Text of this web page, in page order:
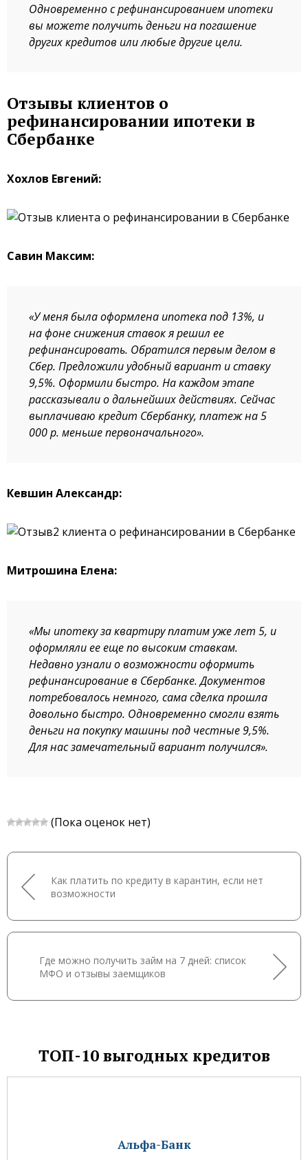
Одновременно с рефинансированием ипотеки
вы можете получить деньги на погашение
других кредитов или любые другие цели.
Отзывы клиентов о
рефинансировании ипотеки в
Сбербанке
Хохлов Евгений:
Савин Максим:
«У меня была оформлена ипотека под 13%, и
на фоне снижения ставок я решил ее
рефинансировать. Обратился первым делом в
Сбер. Предложили удобный вариант и ставку
9,5%. Оформили быстро. На каждом этапе
рассказывали о дальнейших действиях. Сейчас
выплачиваю кредит Сбербанку, платеж на 5
000 р. меньше первоначального».
Кевшин Александр:
Митрошина Елена:
«Мы ипотеку за квартиру платим уже лет 5, и
оформляли ее еще по высоким ставкам.
Недавно узнали о возможности оформить
рефинансирование в Сбербанке. Документов
потребовалось немного, сама сделка прошла
довольно быстро. Одновременно смогли взять
деньги на покупку машины под честные 9,5%.
Для нас замечательный вариант получился».
(Пока оценок нет)
Как платить по кредиту в карантин, если нет
возможности
Где можно получить займ на 7 дней: список
МФО и отзывы заемщиков
ТОП-10 выгодных кредитов
Альфа-Банк